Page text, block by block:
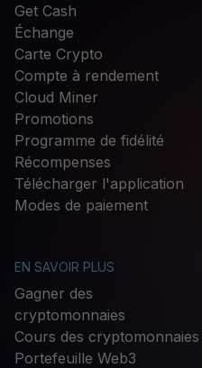
Get Cash
Échange
Carte Crypto
Compte à rendement
Cloud Miner
Promotions
Programme de fidélité
Récompenses
Télécharger l'application
Modes de paiement
EN SAVOIR PLUS
Gagner des
cryptomonnaies
Cours des cryptomonnaies
Portefeuille Web3